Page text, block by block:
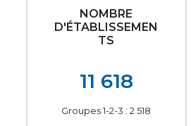
NOMBRE
D'ÉTABLISSEMEN
TS
11 618
Groupes 1-2-3 : 2 518